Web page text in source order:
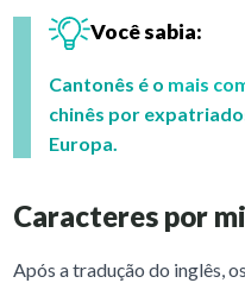
Você sabia:
Cantonês é o mais
chinês por
Europa.
Caracteres por
Após a tradução do inglês,